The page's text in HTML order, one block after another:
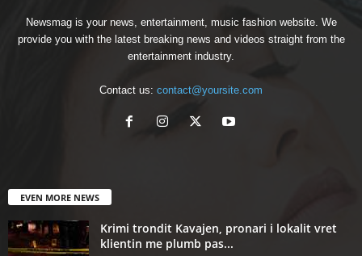
Newsmag is your news, entertainment, music fashion website. We
provide you with the latest breaking news and videos straight from the
entertainment industry.
Contact us: contact@yoursite.com
EVEN MORE NEWS
Krimi trondit Kavajen, pronari i lokalit vret
klientin me plumb pas...